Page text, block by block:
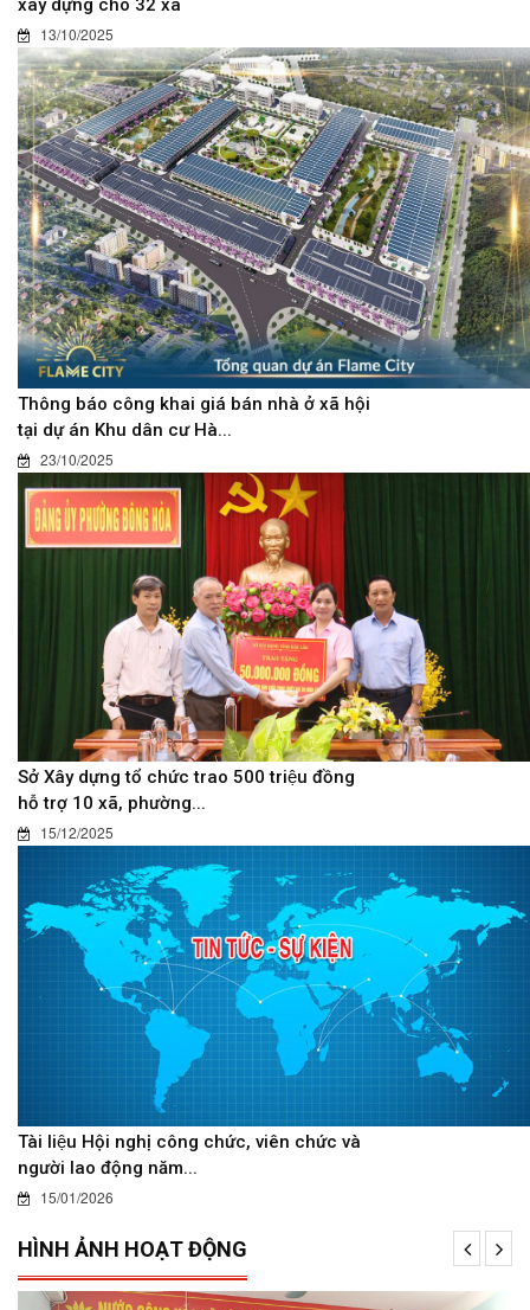
13/10/2025
Thông báo công khai giá bán nhà ở xã hội
tại dự án Khu dân cư Hà...
23/10/2025
Sở Xây dựng tổ chức trao 500 triệu đồng
hỗ trợ 10 xã, phường...
15/12/2025
Tài liệu Hội nghị công chức, viên chức và
người lao động năm...
15/01/2026
HÌNH ẢNH HOẠT ĐỘNG